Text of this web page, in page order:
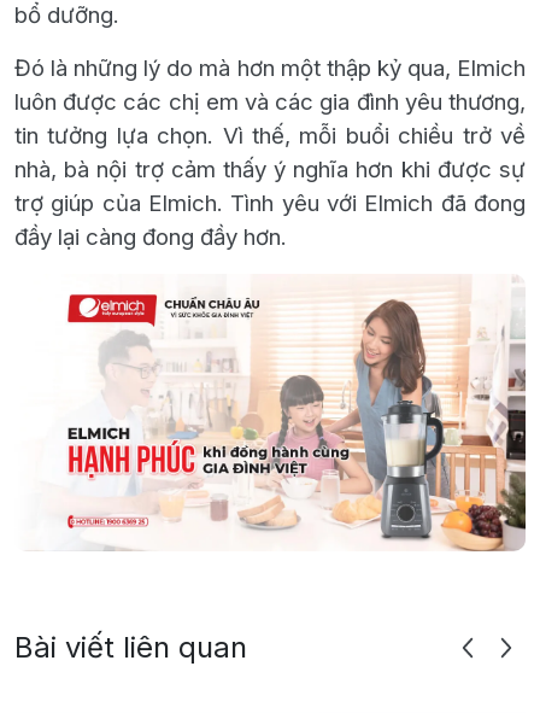
bổ dưỡng.
Đó là những lý do mà hơn một thập kỷ qua, Elmich
luôn được các chị em và các gia đình yêu thương,
tin tưởng lựa chọn. Vì thế, mỗi buổi chiều trở về
nhà, bà nội trợ cảm thấy ý nghĩa hơn khi được sự
trợ giúp của Elmich. Tình yêu với Elmich đã đong
đầy lại càng đong đầy hơn.
Bài viết liên quan